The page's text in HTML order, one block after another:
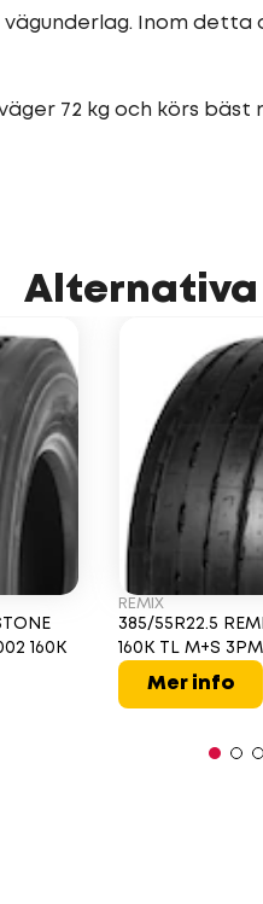
Inom detta
72 kg och körs
160K
REMIX
385/55R22.5
160K TL M+S
Mer info